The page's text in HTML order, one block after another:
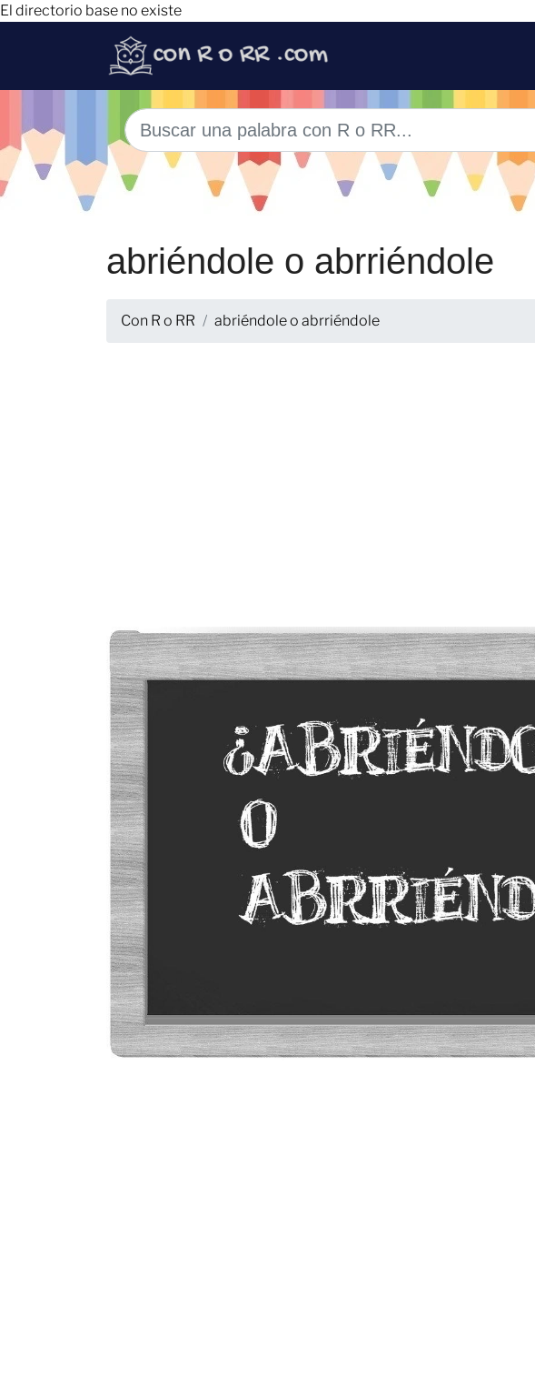
El directorio base no existe
abriéndole o abrriéndole
Con R o RR abriéndole o abrriéndole